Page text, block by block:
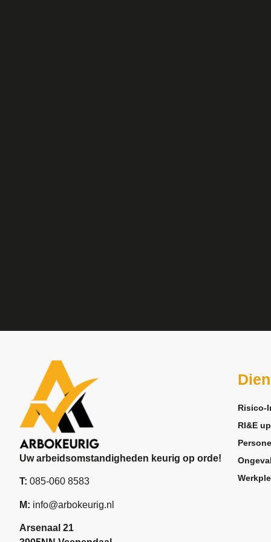
Uw arbeidsomstandigheden keurig op orde!
T: 085-060 8583
M: info@arbokeurig.nl
Arsenaal 21
Risico-
RI&E